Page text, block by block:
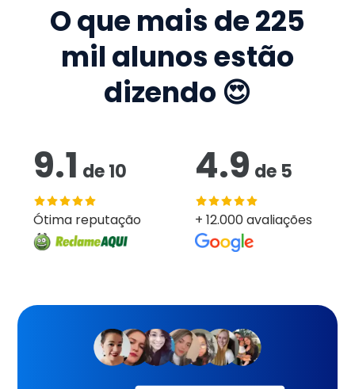
O que mais de225
mil alunos estão
dizendo 😍
9.1 de10
Ótima reputação
4.9 de 5
+ 12.000 avaliações